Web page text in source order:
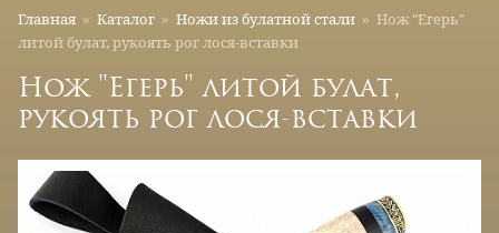
Главная » Каталог » Ножи из булатной стали » Нож "Егерь"
литой булат, рукоять рог лося-вставки
Нож "Егерь" литой булат,
рукоять рог лося-вставки